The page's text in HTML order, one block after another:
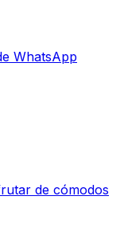
WhatsApp
de cómodos